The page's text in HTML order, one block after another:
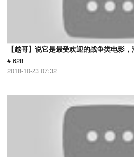
【越哥】说它是最受欢迎的战争类电影，
# 628
2018-10-23 07:32